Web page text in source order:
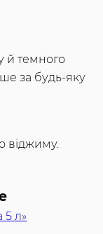
й темного
за будь-яку
віджиму.
5 л»